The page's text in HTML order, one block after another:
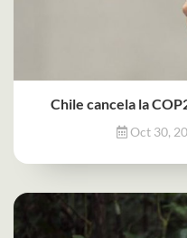
Chile cancela la
Oct 30,